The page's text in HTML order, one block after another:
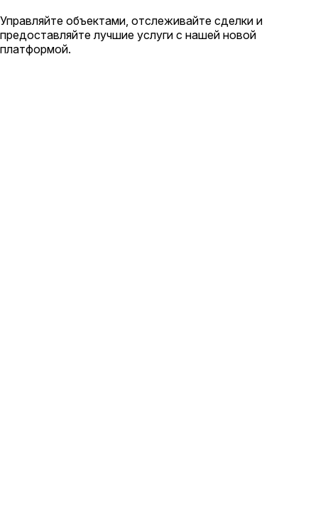
Управляйте объектами, отслеживайте сделки и
предоставляйте лучшие услуги с нашей новой
платформой.